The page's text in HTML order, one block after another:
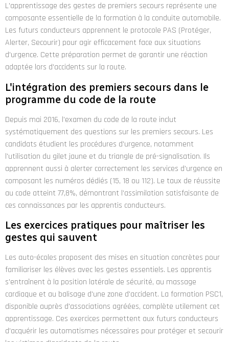
L'apprentissage des gestes de premiers secours représente une
composante essentielle de la formation à la conduite automobile.
Les futurs conducteurs apprennent le protocole PAS (Protéger,
Alerter, Secourir) pour agir efficacement face aux situations
d'urgence. Cette préparation permet de garantir une réaction
adaptée lors d'accidents sur la route.
L'intégration des premiers secours dans le
programme du code de la route
Depuis mai 2016, l'examen du code de la route inclut
systématiquement des questions sur les premiers secours. Les
candidats étudient les procédures d'urgence, notamment
l'utilisation du gilet jaune et du triangle de pré-signalisation. Ils
apprennent aussi à alerter correctement les services d'urgence en
composant les numéros dédiés (15, 18 ou 112). Le taux de réussite
au code atteint 77,8%, démontrant l'assimilation satisfaisante de
ces connaissances par les apprentis conducteurs.
Les exercices pratiques pour maîtriser les
gestes qui sauvent
Les auto-écoles proposent des mises en situation concrètes pour
familiariser les élèves avec les gestes essentiels. Les apprentis
s'entraînent à la position latérale de sécurité, au massage
cardiaque et au balisage d'une zone d'accident. La formation PSC1,
disponible auprès d'associations agréées, complète utilement cet
apprentissage. Ces exercices permettent aux futurs conducteurs
d'acquérir les automatismes nécessaires pour protéger et secourir